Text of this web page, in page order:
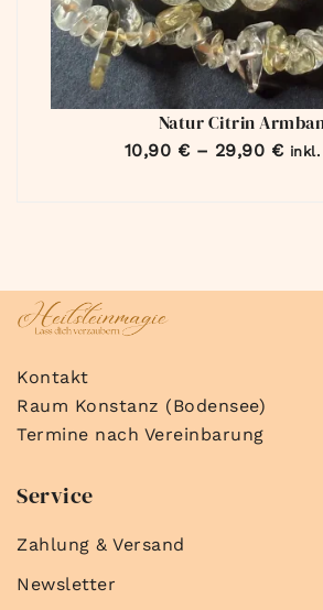
Natur Citrin
10,90 € – 29,90 € inkl.
Kontakt
Raum Konstanz (Bodensee)
Termine nach Vereinbarung
Service
Zahlung & Versand
Newsletter